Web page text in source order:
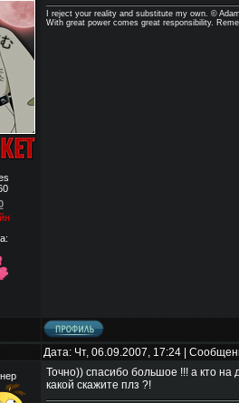
I reject your reality and substitute my own. ©
With great power comes great responsibility.
Дата: Чт, 06.09.2007, 17:24 |
Точно)) спасибо большое !!! а кто на
какой скажите плз ?!